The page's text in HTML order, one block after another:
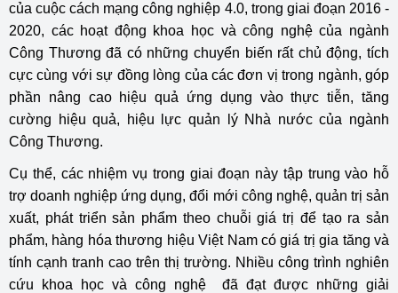
của cuộc cách mạng công nghiệp 4.0, trong giai đoạn 2016 -
2020, các hoạt động khoa học và công nghệ của ngành
Công Thương đã có những chuyển biến rất chủ động, tích
cực cùng với sự đồng lòng của các đơn vị trong ngành, góp
phần nâng cao hiệu quả ứng dụng vào thực tiễn, tăng
cường hiệu quả, hiệu lực quản lý Nhà nước của ngành
Công Thương.
Cụ thể, các nhiệm vụ trong giai đoạn này tập trung vào hỗ
trợ doanh nghiệp ứng dụng, đổi mới công nghệ, quản trị sản
xuất, phát triển sản phẩm theo chuỗi giá trị để tạo ra sản
phẩm, hàng hóa thương hiệu Việt Nam có giá trị gia tăng và
tính cạnh tranh cao trên thị trường. Nhiều công trình nghiên
cứu khoa học và công nghệ đã đạt được những giải